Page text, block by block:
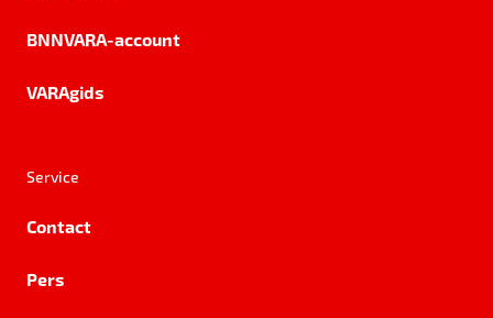
BNNVARA-account
VARAgids
Service
Contact
Pers